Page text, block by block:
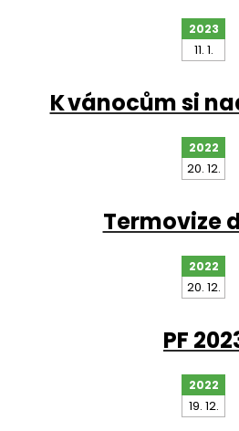
2023
11. 1.
K vánocům si
2022
20. 12.
Termovize
2022
20. 12.
PF
2022
19. 12.